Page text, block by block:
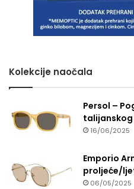
Kolekcije naočala
Persol –
talijanskog
16/06/2025
Emporio
proljeće/
06/05/2025